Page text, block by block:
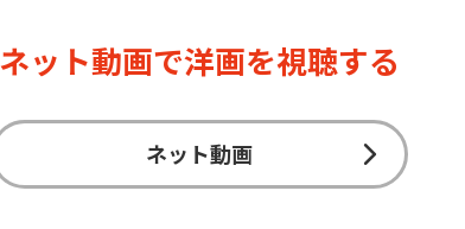
ネット動画で洋画を視聴する
ネット動画